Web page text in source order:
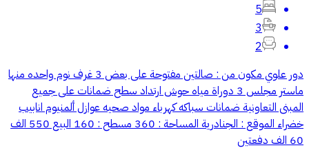
5
3
2
دور علوي مكون من : صالتين مفتوحة على بعض 3 غرف نوم واحده منها
ماستر مجلس 3 دوراة مياه حوش ارتداد سطح ضمانات على جميع
المبنى التعاونية ضمانات سباكه كهرباء مواد صحيه عوازل ألمنيوم انابيب
خضراء الموقع : الجنادرية المساحة : 360 مسطح : 160 البيع 550 الف
60 الف دفعتين